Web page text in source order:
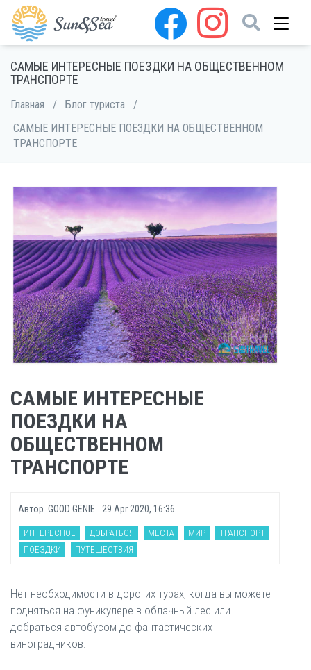
САМЫЕ ИНТЕРЕСНЫЕ ПОЕЗДКИ НА ОБЩЕСТВЕННОМ
ТРАНСПОРТЕ
Главная / Блог туриста
/
САМЫЕ ИНТЕРЕСНЫЕ ПОЕЗДКИ НА ОБЩЕСТВЕННОМ
ТРАНСПОРТЕ
САМЫЕ ИНТЕРЕСНЫЕ
ПОЕЗДКИ НА
ОБЩЕСТВЕННОМ
ТРАНСПОРТЕ
Автор GOOD GENIE 29 Apr 2020, 16:36
ИНТЕРЕСНОЕ ДОБРАТЬСЯ МЕСТА МИР
ТРАНСПОРТ
ПОЕЗДКИ
ПУТЕШЕСТВИЯ
Нет необходимости в дорогих турах, когда вы можете
подняться на фуникулере в облачный лес или
добраться автобусом до фантастических
виноградников.